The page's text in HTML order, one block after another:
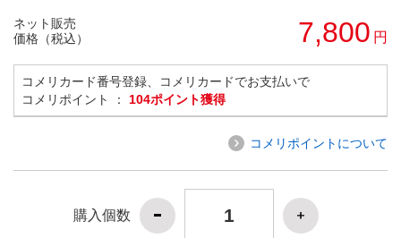
ネット販売
価格（税込）
7,800 円
コメリカード番号登録、コメリカードでお支払いで
コメリポイント ： 104ポイント獲得
コメリポイントについて
購入個数